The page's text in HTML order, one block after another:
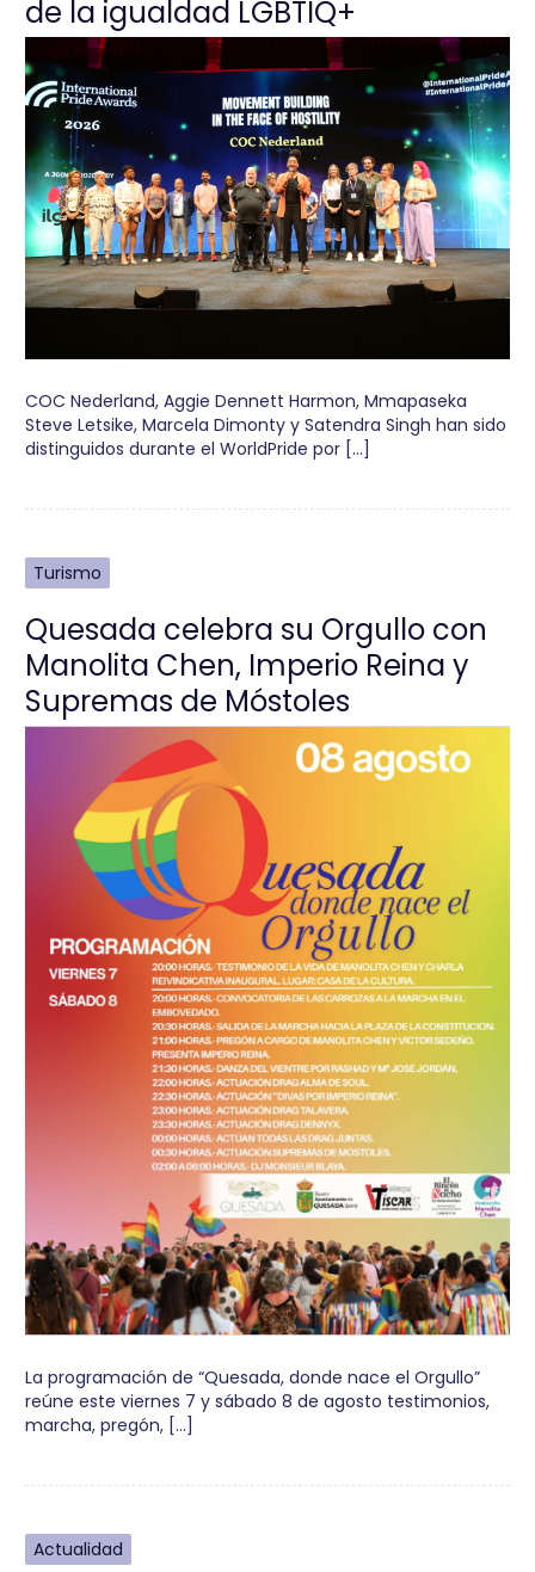
de la igualdad LGBTIQ+
COC Nederland, Aggie Dennett Harmon, Mmapaseka
Steve Letsike, Marcela Dimonty y Satendra Singh han sido
distinguidos durante el WorldPride por […]
Turismo
Quesada celebra su Orgullo con
Manolita Chen, Imperio Reina y
Supremas de Móstoles
La programación de “Quesada, donde nace el Orgullo”
reúne este viernes 7 y sábado 8 de agosto testimonios,
marcha, pregón, […]
Actualidad